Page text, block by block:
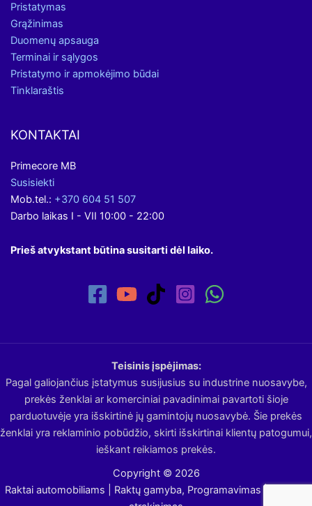
Pristatymas
Grąžinimas
Duomenų apsauga
Terminai ir sąlygos
Pristatymo ir apmokėjimo būdai
Tinklaraštis
KONTAKTAI
Primecore MB
Susisiekti
Mob.tel.: +370 604 51 507
Darbo laikas I - VII 10:00 - 22:00
Prieš atvykstant būtina susitarti dėl laiko.
Teisinis įspėjimas:
Pagal galiojančius įstatymus susijusius su industrine nuosavybe,
prekės ženklai ar komerciniai pavadinimai pavartoti šioje
parduotuvėje yra išskirtinė jų gamintojų nuosavybė. Šie prekės
ženklai yra reklaminio pobūdžio, skirti išskirtinai klientų patogumui,
ieškant reikiamos prekės.
Copyright © 2026
Raktai automobiliams | Raktų gamyba, Programavimas | Avarinis